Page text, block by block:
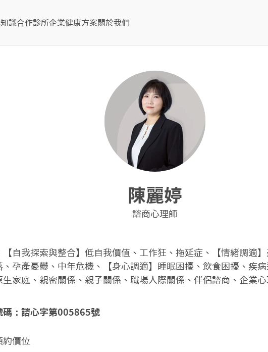
識合作診所企業健康方案關於我們
陳麗婷
諮商心理師
【自我探索與整合】低自我價值、工作狂、拖延症、【情緒調適
、孕產憂鬱、中年危機、【身心調適】睡眠困擾、飲食困擾、疾
生家庭、親密關係、親子關係、職場人際關係、伴侶諮商、企業
碼：諮心字第005865號
約價位